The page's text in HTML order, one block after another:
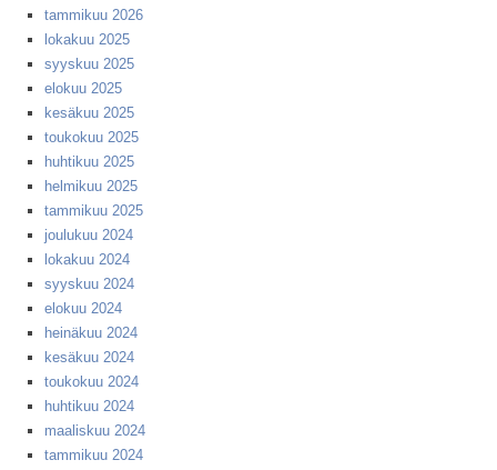
tammikuu 2026
lokakuu 2025
syyskuu 2025
elokuu 2025
kesäkuu 2025
toukokuu 2025
huhtikuu 2025
helmikuu 2025
tammikuu 2025
joulukuu 2024
lokakuu 2024
syyskuu 2024
elokuu 2024
heinäkuu 2024
kesäkuu 2024
toukokuu 2024
huhtikuu 2024
maaliskuu 2024
tammikuu 2024